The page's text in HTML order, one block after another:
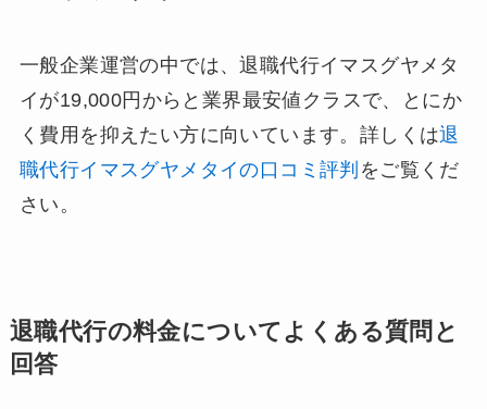
一般企業運営の中では、退職代行イマスグヤメタ
イが19,000円からと業界最安値クラスで、とにか
く費用を抑えたい方に向いています。詳しくは退
職代行イマスグヤメタイの口コミ評判 をご覧くだ
さい。
退職代行の料金についてよくある質問と
回答